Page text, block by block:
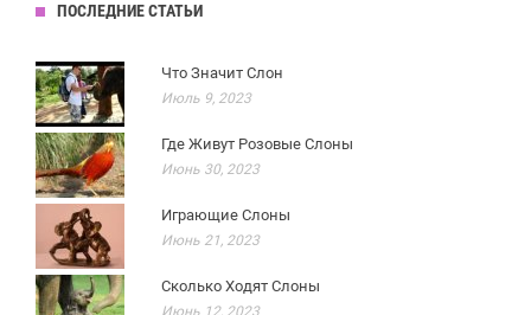
ПОСЛЕДНИЕ СТАТЬИ
Что Значит Слон
Июль 9, 2023
Где Живут Розовые Слоны
Июнь 30, 2023
Играющие Слоны
Июнь 21, 2023
Сколько Ходят Слоны
Июнь 12, 2023